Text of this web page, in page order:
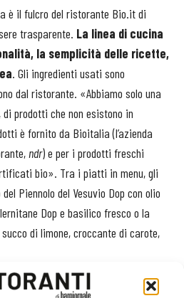
è il fulcro del ristorante Bio.it di
trasparente. La linea di cucina
la semplicità delle ricette,
. Gli ingredienti usati sono
dal ristorante. «Abbiamo solo una
prodotti che non esistono in
è fornito da Bioitalia (l’azienda
ndr) e per i prodotti freschi
bio». Tra i piatti in menu, gli
Piennolo del Vesuvio Dop con olio
Dop e basilico fresco o la
di limone, croccante di carote,
certificazione bio c’è il ristorante